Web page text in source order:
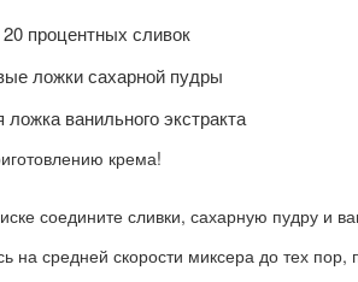
процентных сливок
ложки сахарной пудры
ложка ванильного экстракта
крема!
соедините сливки, сахарную пудру и
на средней скорости миксера до тех